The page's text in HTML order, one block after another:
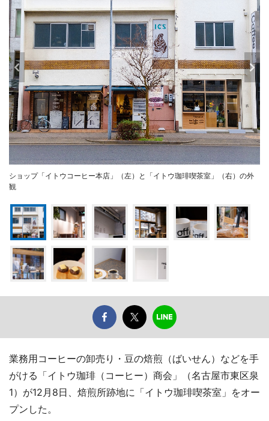
ショップ「イトウコーヒー本店」（左）と「イトウ珈琲喫茶室」（右）の外
観
業務用コーヒーの卸売り・豆の焙煎（ばいせん）などを手
がける「イトウ珈琲（コーヒー）商会」（名古屋市東区泉
1）が12月8日、焙煎所跡地に「イトウ珈琲喫茶室」をオー
プンした。